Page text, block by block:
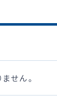
せん。